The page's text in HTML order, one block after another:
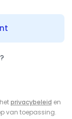
privacybeleid en
van toepassing.